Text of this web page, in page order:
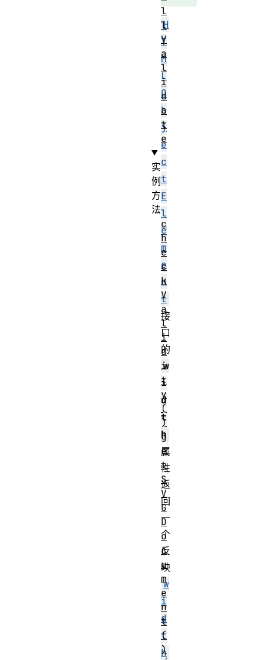
H
T
M
L
O
b
j
e
c
t
E
l
e
m
e
n
t
接
口
的
w
i
d
t
h
属
性
返
回
一
个
反
映
w
i
d
t
h
l
l
V
a
l
i
d
a
t
e
实
例
方
法
c
h
e
c
k
V
a
l
i
d
i
t
y
(
)
g
e
t
S
V
G
D
o
c
u
m
e
n
t
(
)